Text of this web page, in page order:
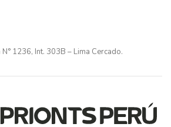
1236, Int. 303B – Lima Cercado.